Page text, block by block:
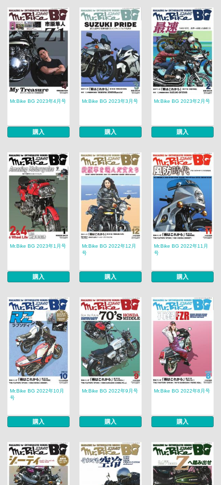
Mr.Bike BG 2023年4月号
購入
Mr.Bike BG 2023年3月号
購入
Mr.Bike BG 2023年2月号
購入
Mr.Bike BG 2023年1月号
購入
Mr.Bike BG 2022年12月
号
購入
Mr.Bike BG 2022年11月
号
購入
Mr.Bike BG 2022年10月
号
購入
Mr.Bike BG 2022年9月号
購入
Mr.Bike BG 2022年8月号
購入